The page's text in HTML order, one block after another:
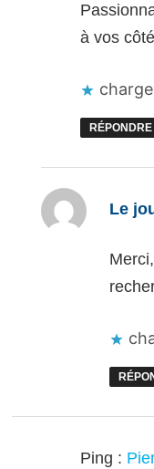
à vos
RÉPONDRE
Le
Ping :